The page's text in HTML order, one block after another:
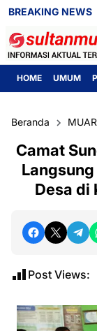
BREAKING NEWS
HOME UMUM
Beranda
Camat
Langsung
Desa di
Post Views: